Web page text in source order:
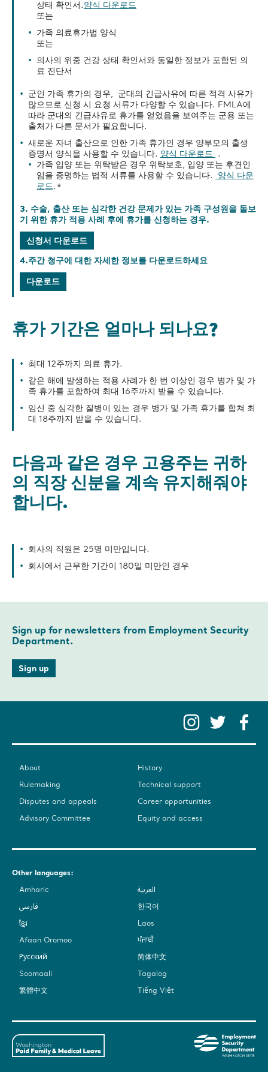
상태 확인서. 양식 다운로드
또는
가족 의료휴가법 양식
또는
의사의 위중 건강 상태 확인서와 동일한 정보가 포함된 의
료 진단서
군인 가족 휴가의 경우, 군대의 긴급사유에 따른 적격 사유가
많으므로 신청 시 요청 서류가 다양할 수 있습니다. FMLA에
따라 군대의 긴급사유로 휴가를 얻었음을 보여주는 군용 또는
출처가 다른 문서가 필요합니다.
새로운 자녀 출산으로 인한 가족 휴가인 경우 양부모의 출생
증명서 양식을 사용할 수 있습니다. 양식 다운로드
.
가족 입양 또는 위탁받은 경우 위탁보호, 입양 또는 후견인
임을 증명하는 법적 서류를 사용할 수 있습니다.
양식 다운
로드 .*
3. 수술, 출산 또는 심각한 건강 문제가 있는 가족 구성원을 돌보
기 위한 휴가 적용 사례 후에 휴가를 신청하는 경우.
신청서 다운로드
4.주간 청구에 대한 자세한 정보를 다운로드하세요
다운로드
휴가 기간은 얼마나 되나요?
최대 12주까지 의료 휴가.
같은 해에 발생하는 적용 사례가 한 번 이상인 경우 병가 및 가
족 휴가를 포함하여 최대 16주까지 받을 수 있습니다.
임신 중 심각한 질병이 있는 경우 병가 및 가족 휴가를 합쳐 최
대 18주까지 받을 수 있습니다.
다음과 같은 경우 고용주는 귀하
의 직장 신분을 계속 유지해줘야
합니다.
회사의 직원은 25명 미만입니다.
회사에서 근무한 기간이 180일 미만인 경우
Sign up for newsletters from Employment Security
Department.
Sign up
About History
Rulemaking Technical support
Disputes and appeals Career opportunities
Advisory Committee Equity and access
Other languages:
Amharic العربية
فارسی 한국어
ខ្មែរ Laos
Afaan Oromoo ਪੰਜਾਬੀ
Русский 简体中文
Soomaali Tagalog
繁體中文 Tiếng Việt